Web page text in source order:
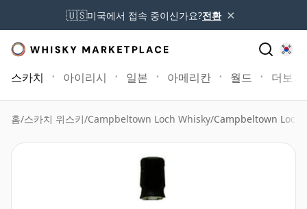
🇺🇸미국에서 접속 중이신가요?전환 ×
스카치 아이리시 일본 아메리칸 월드 더보기
홈/스카치 위스키/Campbeltown Loch Whisky/Campbeltown Loch